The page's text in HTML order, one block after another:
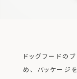
ドッグフードの
め、 パッケージ